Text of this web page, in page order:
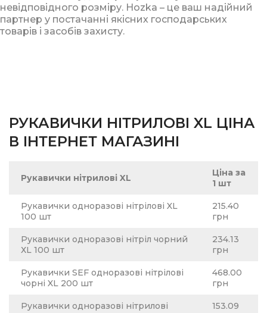
невідповідного розміру. Hozka – це ваш надійний
партнер у постачанні якісних господарських
товарів і засобів захисту.
РУКАВИЧКИ НІТРИЛОВІ XL ЦІНА
В ІНТЕРНЕТ МАГАЗИНІ
Рукавички нітрилові XL
Ціна за
1 шт
Рукавички одноразові нітрілові XL
100 шт
215.40
грн
Рукавички одноразові нітріл чорний
ХL 100 шт
234.13
грн
Рукавички SEF одноразові нітрілові
чорні XL 200 шт
468.00
грн
Рукавички одноразові нітрилові
153.09